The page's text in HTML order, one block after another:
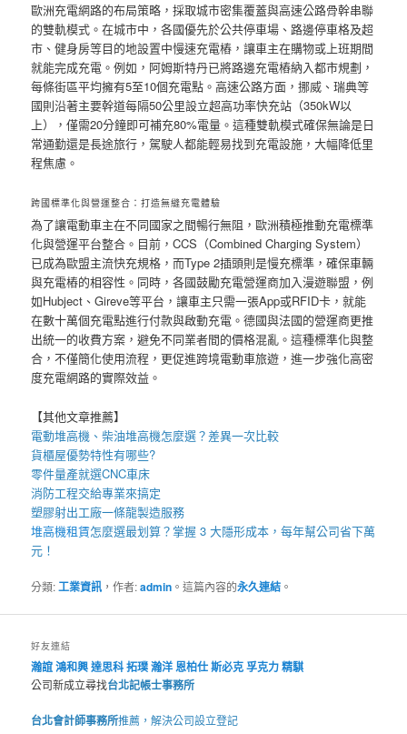
歐洲充電網路的布局策略，採取城市密集覆蓋與高速公路骨幹串聯
的雙軌模式。在城市中，各國優先於公共停車場、路邊停車格及超
市、健身房等目的地設置中慢速充電樁，讓車主在購物或上班期間
就能完成充電。例如，阿姆斯特丹已將路邊充電樁納入都市規劃，
每條街區平均擁有5至10個充電點。高速公路方面，挪威、瑞典等
國則沿著主要幹道每隔50公里設立超高功率快充站（350kW以
上），僅需20分鐘即可補充80%電量。這種雙軌模式確保無論是日
常通勤還是長途旅行，駕駛人都能輕易找到充電設施，大幅降低里
程焦慮。
跨國標準化與營運整合：打造無縫充電體驗
為了讓電動車主在不同國家之間暢行無阻，歐洲積極推動充電標準
化與營運平台整合。目前，CCS（Combined Charging System）
已成為歐盟主流快充規格，而Type 2插頭則是慢充標準，確保車輛
與充電樁的相容性。同時，各國鼓勵充電營運商加入漫遊聯盟，例
如Hubject、Gireve等平台，讓車主只需一張App或RFID卡，就能
在數十萬個充電點進行付款與啟動充電。德國與法國的營運商更推
出統一的收費方案，避免不同業者間的價格混亂。這種標準化與整
合，不僅簡化使用流程，更促進跨境電動車旅遊，進一步強化高密
度充電網路的實際效益。
【其他文章推薦】
電動堆高機 、柴油堆高機怎麼選？差異一次比較
貨櫃屋優勢特性有哪些?
零件量產就選CNC車床
消防工程交給專業來搞定
塑膠射出工廠一條龍製造服務
堆高機租賃怎麼選最划算？掌握 3 大隱形成本，每年幫公司省下萬
元！
分類:工業資訊 ，作者:admin 。這篇內容的永久連結 。
好友連結
瀚誼鴻和興達思科拓璞瀚洋恩柏仕斯必克孚克力精騏
公司新成立尋找台北記帳士事務所
台北會計師事務所推薦，解決公司設立登記